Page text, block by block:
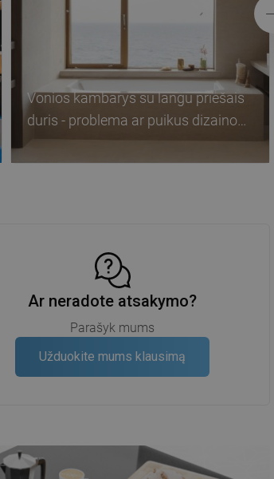
Vonios kambarys su langu priešais
duris - problema ar puikus dizaino
elementas?
Ar neradote atsakymo?
Parašyk mums
Užduokite mums klausimą